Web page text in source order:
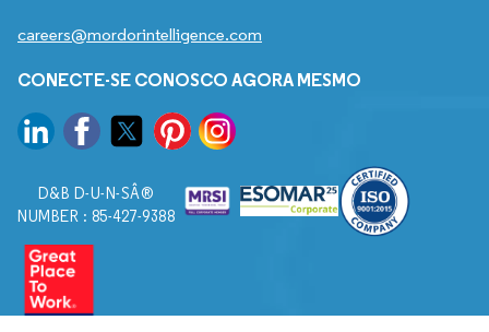
careers@mordorintelligence.com
CONECTE-SE CONOSCO AGORA MESMO
D&B D-U-N-SÂ®
NUMBER : 85-427-9388